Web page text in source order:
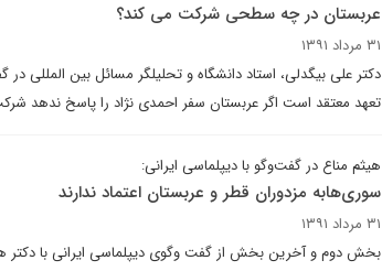
عربستان در چه سطحی شرکت می کند؟
۳۱ مرداد ۱۳۹۱
دکتر علی بیگدلی،‌ استاد دانشگاه و تحلیلگر مسائل بین المللی
تعهد معتقد است اگر عربستان سفر احمدی ن‍ژاد را پاسخ ندهد
هیثم مناع در گفت‌وگو با دیپلماسی ایرانی:
سوری‌هابه مزدوران قطر و عربستان اعتماد ندارند
۳۱ مرداد ۱۳۹۱
بخش دوم و آخرین بخش از گفت وگوی دیپلماسی ایرانی با